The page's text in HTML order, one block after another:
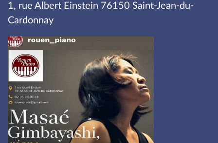
1, rue Albert Einstein 76150 Saint-Jean-du-
Cardonnay